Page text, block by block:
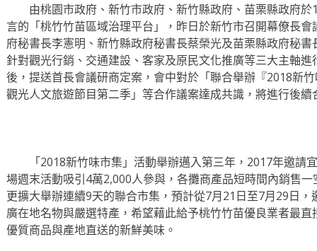
由桃園市政府、新竹市政府、新竹縣政府、苗栗縣政府於
言的「桃竹竹苗區域治理平台」，昨日於新竹市召開幕僚長
府秘書長李憲明、新竹縣政府秘書長蔡榮光及苗栗縣政府秘
針對觀光行銷、交通建設、客家及原民文化推廣等三大主軸
後，提送首長會議研商定案，會中對於「聯合舉辦『2018新
觀光人文旅遊節目第二季」等合作議案達成共識，將進行後續
「2018新竹味市集」活動舉辦邁入第三年，2017年邀請
場週末活動吸引4萬2,000人參與，各攤商產品短時間內銷售
更擴大舉辦連續9天的聯合市集，預計從7月21日至7月29日
廣在地名物與嚴選特產，希望藉此給予桃竹竹苗優良業者最
優質商品與產地直送的新鮮美味。